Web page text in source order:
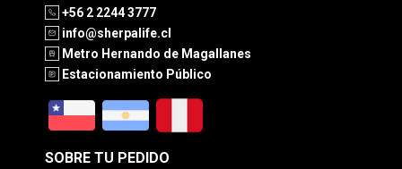
+56 2 2244 3777
info@sherpalife.cl
Metro Hernando de Magallanes
Estacionamiento Público
SOBRE TU PEDIDO